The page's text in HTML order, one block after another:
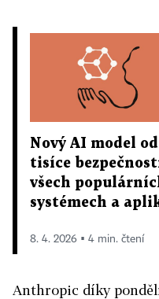
Nový AI model
tisíce
všech
systémech a
8. 4. 2026 ▪ 4 min. čtení
Anthropic díky